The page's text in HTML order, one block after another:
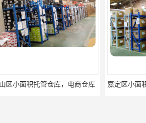
嘉定区小面积仓库，电商仓库，10平起租